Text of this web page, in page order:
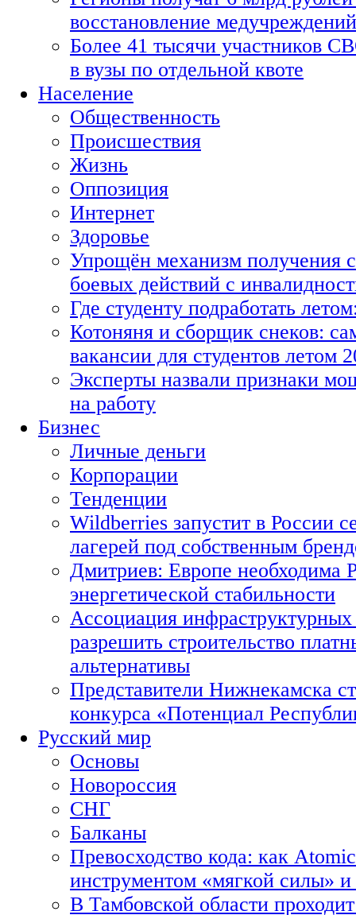
восстановление медучреждений
Более 41 тысячи участников
в вузы по отдельной квоте
Население
Общественность
Происшествия
Жизнь
Оппозиция
Интернет
Здоровье
Упрощён механизм получения
боевых действий с
Где студенту подработать
Котоняня и сборщик снеков:
вакансии для студентов летом
Эксперты назвали признаки
на работу
Бизнес
Личные деньги
Корпорации
Тенденции
Wildberries запустит в России
лагерей под собственным
Дмитриев: Европе необходима
энергетической стабильности
Ассоциация
разрешить строительство
альтернативы
Представители Нижнекамска
конкурса «Потенциал
Русский мир
Основы
Новороссия
СНГ
Балканы
Превосходство кода: как
инструментом «мягкой силы» и
В Тамбовской области